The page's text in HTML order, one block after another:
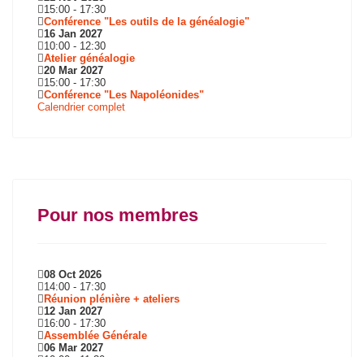
15:00 - 17:30
Conférence "Les outils de la généalogie"
16 Jan 2027
10:00 - 12:30
Atelier généalogie
20 Mar 2027
15:00 - 17:30
Conférence "Les Napoléonides"
Calendrier complet
Pour nos membres
08 Oct 2026
14:00 - 17:30
Réunion plénière + ateliers
12 Jan 2027
16:00 - 17:30
Assemblée Générale
06 Mar 2027